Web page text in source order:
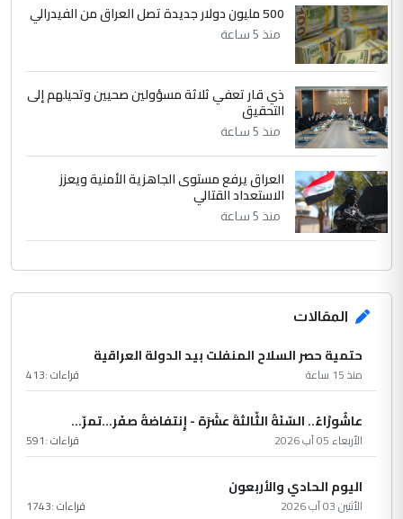
500 مليون دولار جديدة تصل العراق من الفيدرالي
منذ 5 ساعة
ذي قار تعفي ثلاثة مسؤولين صحيين وتحيلهم إلى
التحقيق
منذ 5 ساعة
العراق يرفع مستوى الجاهزية الأمنية ويعزز
الاستعداد القتالي
منذ 5 ساعة
المقالات
حتمية حصر السلاح المنفلت بيد الدولة العراقية
منذ 15 ساعة قراءات :413
عاشُورْاءُ.. السّنَةُ الثّالثةَ عشَرَة - إِنتفاضةُ صفَر…تمرّ...
الأربعاء 05 آب 2026 قراءات :591
اليوم الحادي والأربعون
الأثنين 03 آب 2026 قراءات :1743